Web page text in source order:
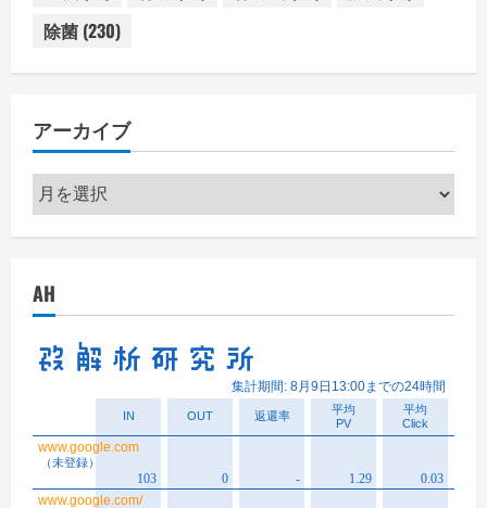
除菌 (230)
アーカイブ
ア
ー
ブ
AH